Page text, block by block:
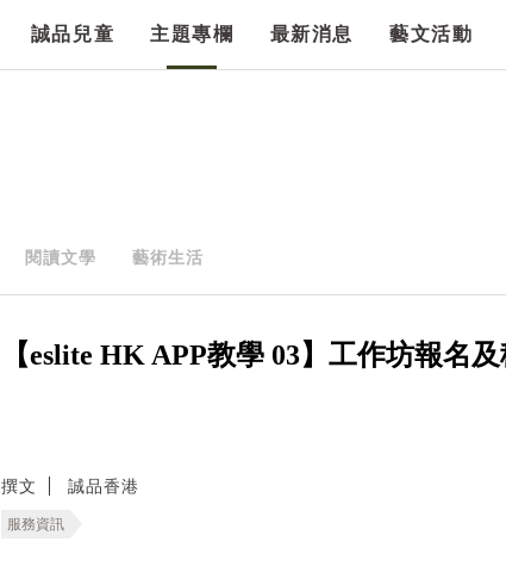
誠品兒童 主題專欄 最新消息 藝文活動
閱讀文學 藝術生活
【eslite HK APP教學 03】工作坊報名
撰文 誠品香港
服務資訊